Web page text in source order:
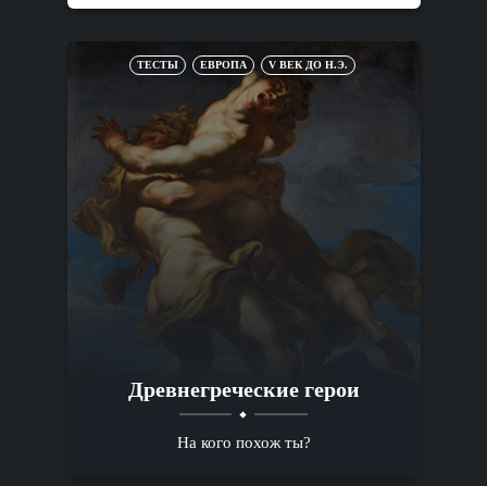
ТЕСТЫ ЕВРОПА V ВЕК ДО Н.Э.
Древнегреческие герои
На кого похож ты?